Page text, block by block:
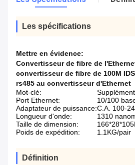
Les spécifications
Mettre en évidence:
Convertisseur de fibre de
convertisseur de fibre de 100M IDS
rs485 au convertisseur d'Ethernet
Mot-clé:
Port Ethernet:
10/100
Adaptateur de puissance:C.A. 100-
Longueur d'onde:
1310
Taille de dimension:
Poids de expédition:
1.1KG/pair
Définition